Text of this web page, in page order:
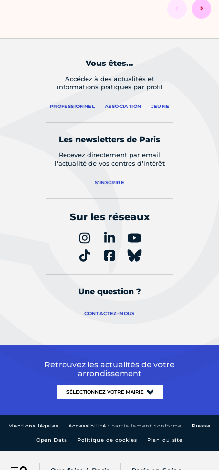
Vous êtes...
Accédez à des actualités et
informations pratiques par profil
PROFESSIONNEL ASSOCIATION JEUNE
Les newsletters de Paris
Recevez directement par email
l'actualité de vos centres d'intérêt
S'INSCRIRE
Sur les réseaux
Une question ?
CONTACTEZ-NOUS
Retrouvez les actualités de votre
arrondissement
Mentions légales Accessibilité : partiellement conforme Presse
Open Data Politique de cookies Plan du site